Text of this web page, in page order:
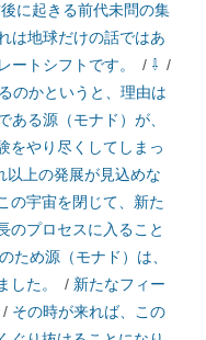
に起きる前代未問の集
は地球だけの話ではあ
ートシフトです。 / ⇩ /
のかというと、理由は
ある源（モナド）が、
をやり尽くしてしまっ
以上の発展が見込めな
の宇宙を閉じて、新た
のプロセスに入ること
ため源（モナド）は、
た。
/ 新たなフィー
/ その時が来れば、この